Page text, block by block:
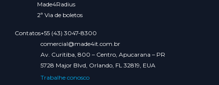
Made4Radius
2ª Via de boletos
Contatos+55 (43) 3047-8300
comercial@made4it.com.br
Av. Curitiba, 800 – Centro, Apucarana – PR
5728 Major Blvd, Orlando, FL 32819, EUA
Trabalhe conosco